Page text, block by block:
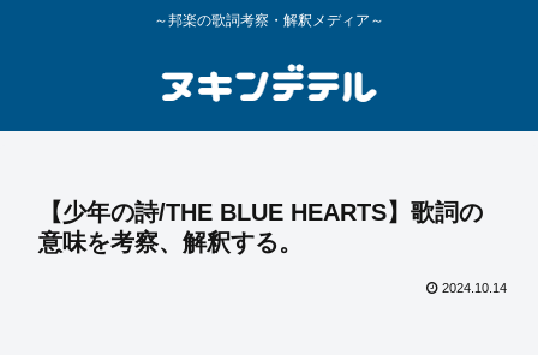
～邦楽の歌詞考察・解釈メディア～
【少年の詩/THE BLUE HEARTS】歌詞の
意味を考察、解釈する。
2024.10.14